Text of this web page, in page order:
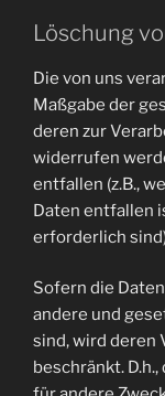
Löschung
Die von uns
Maßgabe der
deren zur
widerrufen
entfallen (z.B.,
Daten entfallen
erforderlich
Sofern die
andere und
sind, wird deren
beschränkt.